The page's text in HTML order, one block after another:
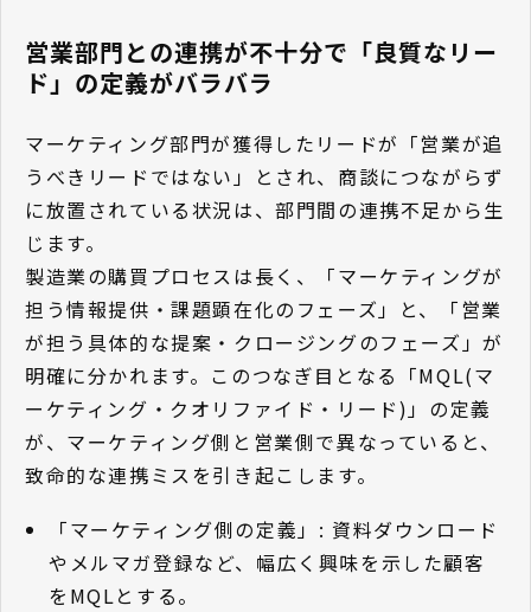
営業部門との連携が不十分で「良質なリー
ド」の定義がバラバラ
マーケティング部門が獲得したリードが「営業が追
うべきリードではない」とされ、商談につながらず
に放置されている状況は、部門間の連携不足から生
じます。
製造業の購買プロセスは長く、「マーケティングが
担う情報提供・課題顕在化のフェーズ」と、「営業
が担う具体的な提案・クロージングのフェーズ」が
明確に分かれます。このつなぎ目となる「MQL(マ
ーケティング・クオリファイド・リード)」の定義
が、マーケティング側と営業側で異なっていると、
致命的な連携ミスを引き起こします。
「マーケティング側の定義」: 資料ダウンロード
やメルマガ登録など、幅広く興味を示した顧客
をMQLとする。